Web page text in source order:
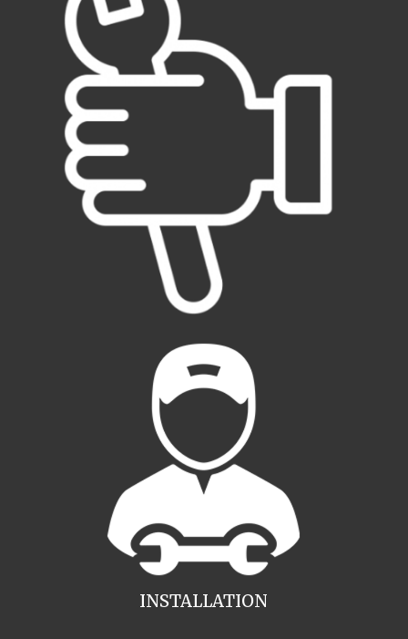
INSTALLATION